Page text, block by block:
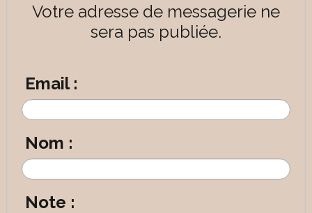
Votre adresse de messagerie ne
sera pas publiée.
Email :
Nom :
Note :